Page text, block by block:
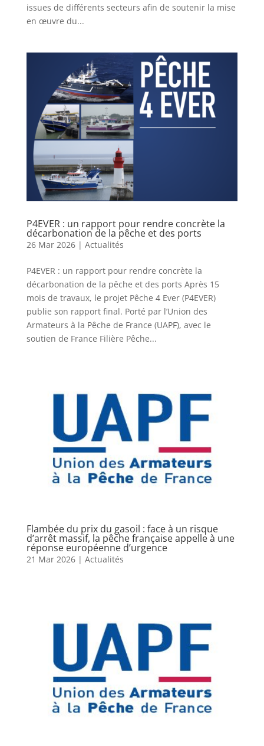
issues de différents secteurs afin de soutenir la mise
en œuvre du...
P4EVER : un rapport pour rendre concrète la
décarbonation de la pêche et des ports
26 Mar 2026| Actualités
P4EVER : un rapport pour rendre concrète la
décarbonation de la pêche et des ports Après 15
mois de travaux, le projet Pêche 4 Ever (P4EVER)
publie son rapport final. Porté par l’Union des
Armateurs à la Pêche de France (UAPF), avec le
soutien de France Filière Pêche...
Flambée du prix du gasoil : face à un risque
d’arrêt massif, la pêche française appelle à une
réponse européenne d’urgence
21 Mar 2026| Actualités